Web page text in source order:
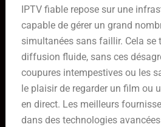
IPTV fiable repose sur une
capable de gérer un grand
simultanées sans faillir. Cela se
diffusion fluide, sans ces
coupures intempestives ou les
le plaisir de regarder un film ou
en direct. Les meilleurs
dans des technologies